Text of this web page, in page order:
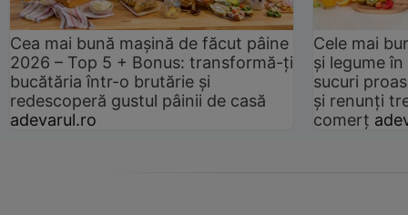
Cea mai bună mașină de făcut pâine
2026 – Top 5 + Bonus: transformă-ți
bucătăria într-o brutărie și
redescoperă gustul pâinii de casă
adevarul.ro
Cele mai
și legume
sucuri
și renunți
comerț